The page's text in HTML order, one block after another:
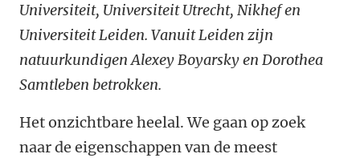
Universiteit, Universiteit Utrecht, Nikhef en
Universiteit Leiden. Vanuit Leiden zijn
natuurkundigen Alexey Boyarsky en Dorothea
Samtleben betrokken.
Het onzichtbare heelal. We gaan op zoek
naar de eigenschappen van de meest